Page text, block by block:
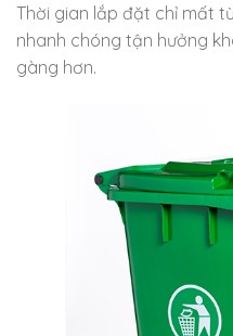
Thời gian lắp đặt chỉ mất
nhanh chóng tận hưởng
gàng hơn.